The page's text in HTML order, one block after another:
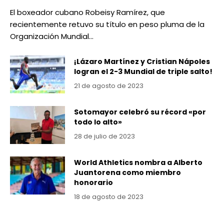
El boxeador cubano Robeisy Ramírez, que
recientemente retuvo su título en peso pluma de la
Organización Mundial…
¡Lázaro Martínez y Cristian Nápoles
logran el 2-3 Mundial de triple salto!
21 de agosto de 2023
Sotomayor celebró su récord «por
todo lo alto»
28 de julio de 2023
World Athletics nombra a Alberto
Juantorena como miembro
honorario
18 de agosto de 2023